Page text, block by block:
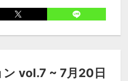
vol.7 ~ 7月20日